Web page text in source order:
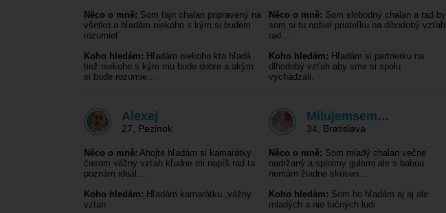
Něco o mně: Som fajn chalan pripravený na
všetko.a hľadám niekoho s kým si budem
rozumieť
Koho hledám: Hľadám niekoho kto hľadá
tiež niekoho s kým mu bude dobre a akým
si bude rozumie…
Něco o mně: Som slobodný chalan a rad by
som si tu našiel priateľku na dlhodobý vzťah
rad…
Koho hledám: Hľadám si partnerku na
dlhodobý vzťah aby sme si spolu
vychádzali.
Alexej
27 Pezinok
Něco o mně: Ahojte hľadám si kamarátky
časom vážny vzťah kľudne mi napíš rad ta
poznám ideál…
Koho hledám: Hľadám kamarátku ,vážny
vztah
Milujemsem…
34 Bratislava
Něco o mně: Som mladý chalan večne
nadržaný a splnimy gulami ale s babou
nemám žiadne skúsen…
Koho hledám: Som ho hľadám aj aj ale
mladých a nie tučných ludi